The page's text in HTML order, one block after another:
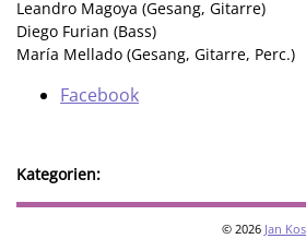
Leandro Magoya (Gesang, Gitarre)
Diego Furian (Bass)
María Mellado (Gesang, Gitarre, Perc.)
Facebook
Kategorien:
© 2026 Jan